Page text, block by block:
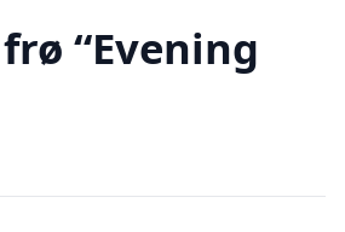
“Evening